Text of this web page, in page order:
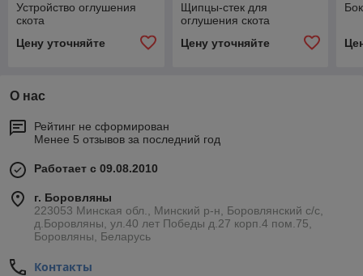
Устройство оглушения
скота
Цену уточняйте
Щипцы-стек для
оглушения скота
Цену уточняйте
О нас
Рейтинг не сформирован
Менее 5 отзывов за последний год
Работает с 09.08.2010
г. Боровляны
223053 Минская обл., Минский р-н, Боровлянский с/с,
д.Боровляны, ул.40 лет Победы д.27 корп.4 пом.75,
Боровляны, Беларусь
Контакты